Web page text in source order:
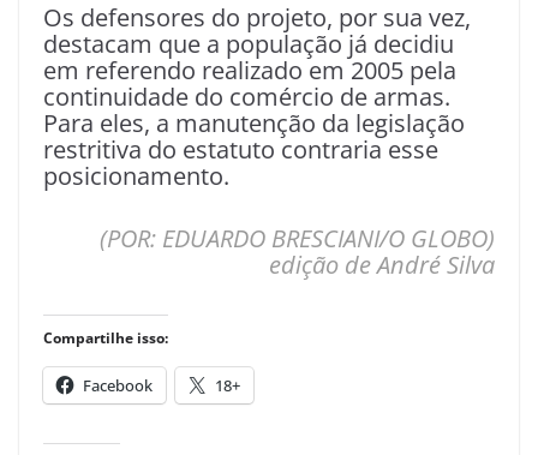
Os defensores do projeto, por sua vez,
destacam que a população já decidiu
em referendo realizado em 2005 pela
continuidade do comércio de armas.
Para eles, a manutenção da legislação
restritiva do estatuto contraria esse
posicionamento.
(POR: EDUARDO BRESCIANI/O GLOBO)
edição de André Silva
Compartilhe isso:
Facebook 18+